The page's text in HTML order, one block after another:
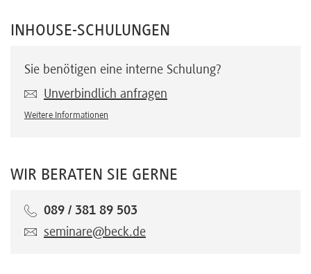
INHOUSE-SCHULUNGEN
Sie benötigen eine interne Schulung?
Unverbindlich anfragen
Weitere Informationen
WIR BERATEN SIE GERNE
089 / 381 89 503
seminare@beck.de